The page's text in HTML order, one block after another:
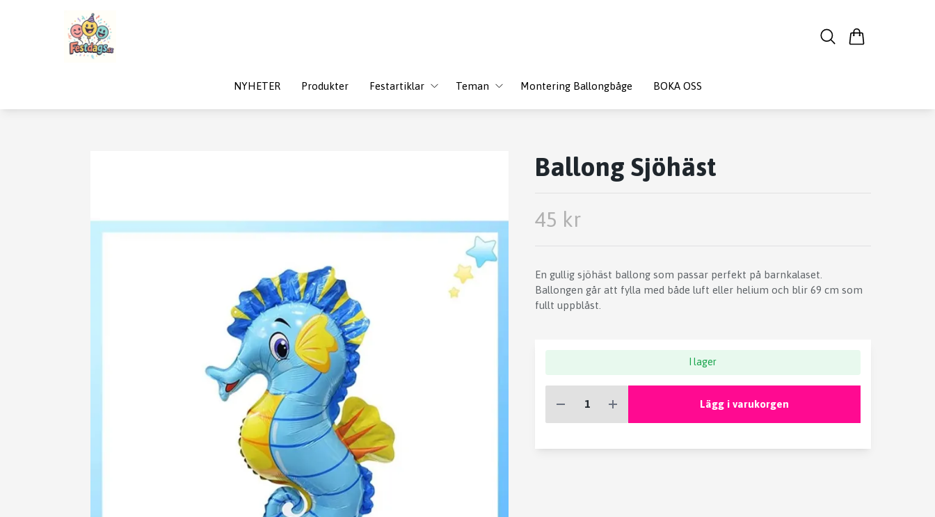
NYHETER Produkter Festartiklar Teman Montering Ballongbåge BOKA OSS
Ballong Sjöhäst
45 kr
En gullig sjöhäst ballong som passar perfekt på barnkalaset.
Ballongen går att fylla med både luft eller helium och blir 69 cm som
fullt uppblåst.
I lager
Lägg i varukorgen